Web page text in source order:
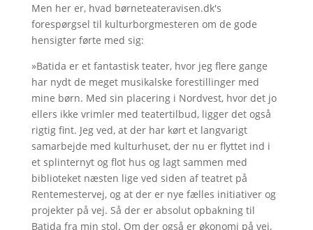
Men her er, hvad børneteateravisen.dk's
forespørgsel til kulturborgmesteren om de gode
hensigter førte med sig:
»Batida er et fantastisk teater, hvor jeg flere gange
har nydt de meget musikalske forestillinger med
mine børn. Med sin placering i Nordvest, hvor det jo
ellers ikke vrimler med teatertilbud, ligger det også
rigtig fint. Jeg ved, at der har kørt et langvarigt
samarbejde med kulturhuset, der nu er flyttet ind i
et splinternyt og flot hus og lagt sammen med
biblioteket næsten lige ved siden af teatret på
Rentemestervej, og at der er nye fælles initiativer og
projekter på vej. Så der er absolut opbakning til
Batida fra min stol. Om der også er økonomi på vej,